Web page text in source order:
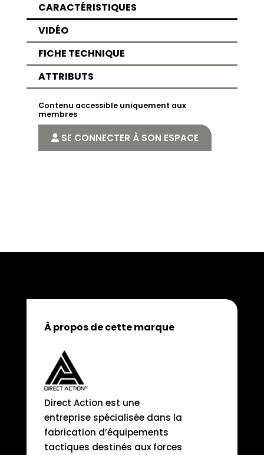
CARACTÉRISTIQUES
VIDÉO
FICHE TECHNIQUE
ATTRIBUTS
Contenu accessible uniquement aux
membres
SE CONNECTER À SON ESPACE
À propos de cette marque
Direct Action est une
entreprise spécialisée dans la
fabrication d’équipements
tactiques destinés aux forces